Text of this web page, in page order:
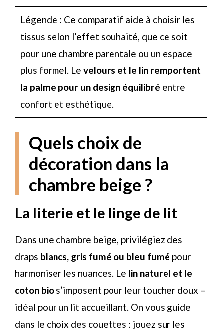
Légende : Ce comparatif aide à choisir les
tissus selon l’effet souhaité, que ce soit
pour une chambre parentale ou un espace
plus formel. Le velours et le lin remportent
la palme pour un design équilibré entre
confort et esthétique.
Quels choix de
décoration dans la
chambre beige ?
La literie et le linge de lit
Dans une chambre beige, privilégiez des
draps blancs, gris fumé ou bleu fumé pour
harmoniser les nuances. Le lin naturel et le
coton bio s’imposent pour leur toucher doux –
idéal pour un lit accueillant. On vous guide
dans le choix des couettes : jouez sur les